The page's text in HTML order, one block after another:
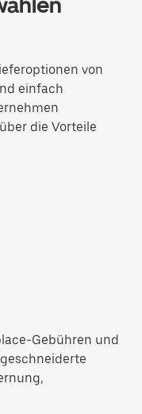
von
einfach
die Vorteile
Gebühren und